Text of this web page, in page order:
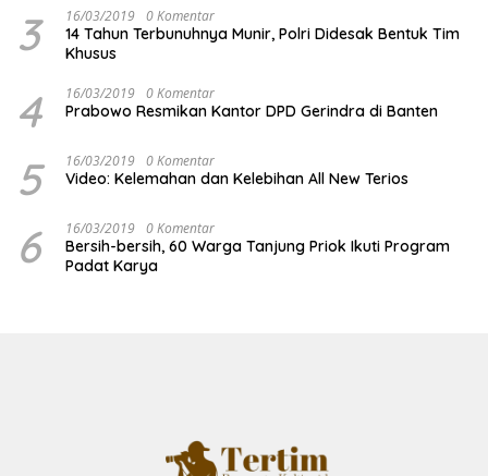
3 16/03/2019 0 Komentar
14 Tahun Terbunuhnya Munir, Polri Didesak Bentuk Tim
Khusus
4 16/03/2019 0 Komentar
Prabowo Resmikan Kantor DPD Gerindra di Banten
5 16/03/2019 0 Komentar
Video: Kelemahan dan Kelebihan All New Terios
6 16/03/2019 0 Komentar
Bersih-bersih, 60 Warga Tanjung Priok Ikuti Program
Padat Karya